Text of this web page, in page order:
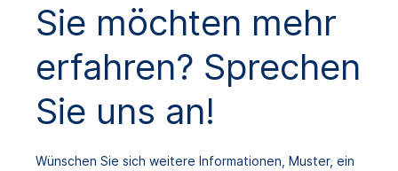
Sie möchten mehr
erfahren? Sprechen
Sie uns an!
Wünschen Sie sich weitere Informationen, Muster, ein